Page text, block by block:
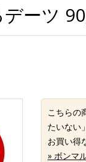
デーツ
こちらの
たいない
お買い得
» ボンマ